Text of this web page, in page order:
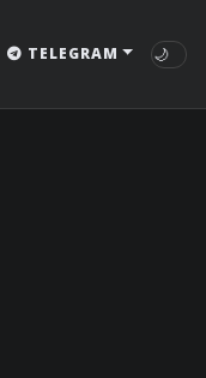
TELEGRAM 🌙